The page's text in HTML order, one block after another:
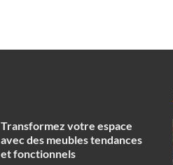
Transformez votre espace
avec des meubles tendances
et fonctionnels